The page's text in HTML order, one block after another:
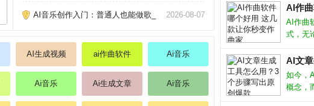
AI音乐创作入门：普通人也能做歌_ 2026-08-07
AI生成视频 ai作曲软件 Ai音乐
Ai音乐 Ai生成文章 Ai音乐
者，我
能产出
完美
AI作
AI作曲
式，无
弦甚至
人，亲
用的经
AI文
如今，
概念，